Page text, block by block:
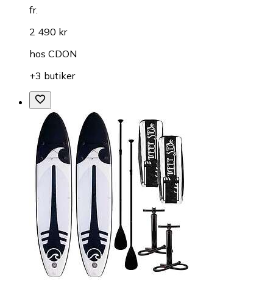
fr.
2 490 kr
hos CDON
+3 butiker